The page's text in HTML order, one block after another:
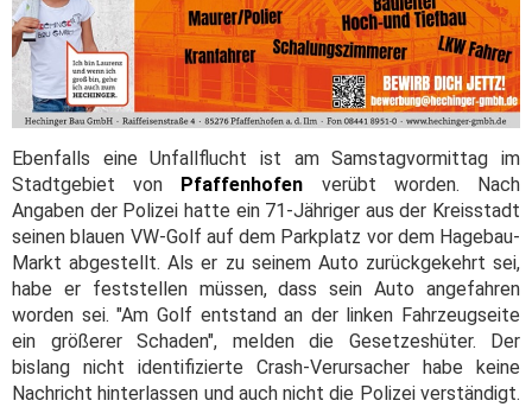
Ebenfalls eine Unfallflucht ist am Samstagvormittag im
Stadtgebiet von
Pfaffenhofen verübt worden. Nach
Angaben der Polizei hatte ein 71-Jähriger aus der Kreisstadt
seinen blauen VW-Golf auf dem Parkplatz vor dem Hagebau-
Markt abgestellt. Als er zu seinem Auto zurückgekehrt sei,
habe er feststellen müssen, dass sein Auto angefahren
worden sei. "Am Golf entstand an der linken Fahrzeugseite
ein größerer Schaden", melden die Gesetzeshüter. Der
bislang nicht identifizierte Crash-Verursacher habe keine
Nachricht hinterlassen und auch nicht die Polizei verständigt.